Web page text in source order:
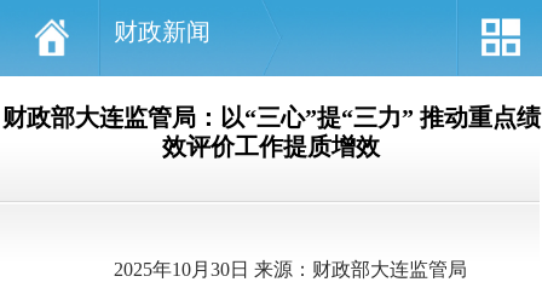
财政新闻
财政部大连监管局：以“三心”提“三力” 推动重点绩
效评价工作提质增效
2025年10月30日 来源：财政部大连监管局